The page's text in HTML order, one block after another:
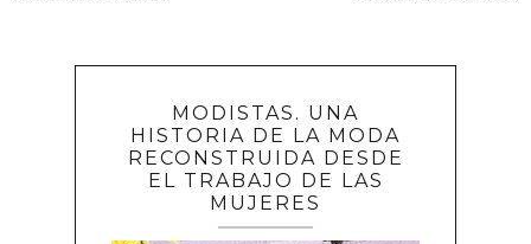
MODISTAS. UNA
HISTORIA DE LA MODA
RECONSTRUIDA DESDE
EL TRABAJO DE LAS
MUJERES